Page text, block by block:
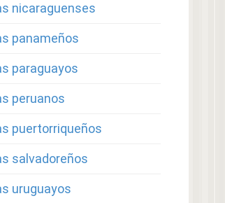
nicaraguenses
panameños
paraguayos
peruanos
puertorriqueños
salvadoreños
uruguayos